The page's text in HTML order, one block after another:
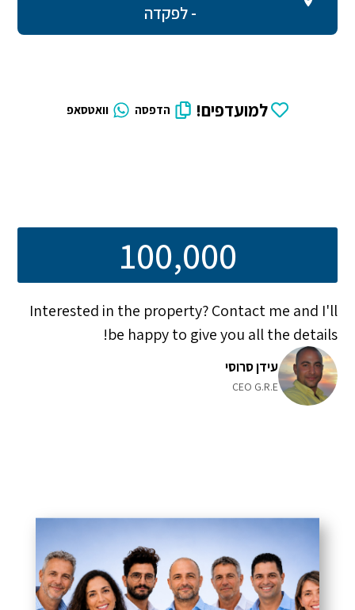
- לפקדה
למועדפים! הדפסה וואטסאפ
100,000
Interested in the property? Contact me and I'll
be happy to give you all the details!
עידן סרוסי
CEO G.R.E